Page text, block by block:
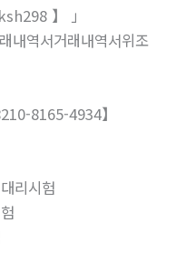
】 」
내역서거래내역서위조
8165-4934】
리시험